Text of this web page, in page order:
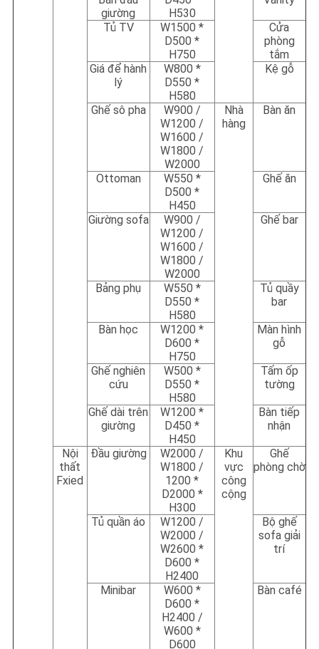
giường
H530
Tủ TV
W1500 *
D500 *
H750
Cửa
phòng
tắm
Giá để hành
lý
W800 *
D550 *
H580
Kệ gỗ
Ghế sô pha
W900 /
W1200 /
W1600 /
W1800 /
W2000
Nhà
hàng
Bàn ăn
Ottoman
W550 *
D500 *
H450
Ghế ăn
Giường sofa
W900 /
W1200 /
W1600 /
W1800 /
W2000
Ghế bar
Bảng phụ
W550 *
D550 *
H580
Tủ quầy
bar
Bàn học
W1200 *
D600 *
H750
Màn hình
gỗ
Ghế nghiên
cứu
W500 *
D550 *
H580
Tấm ốp
tường
Ghế dài trên
giường
W1200 *
D450 *
H450
Bàn tiếp
nhận
Nội
thất
Fxied
Đầu giường
W2000 /
W1800 /
1200 *
D2000 *
H300
Khu
vực
công
cộng
Ghế
phòng chờ
Tủ quần áo
W1200 /
W2000 /
W2600 *
D600 *
H2400
Bộ ghế
sofa giải
trí
Minibar
W600 *
D600 *
H2400 /
W600 *
D600
Bàn café